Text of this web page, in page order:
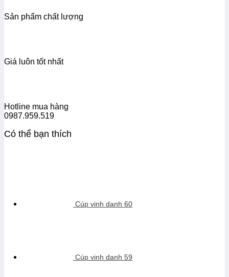
Sản phẩm chất lượng
Giá luôn tốt nhất
Hotline mua hàng
0987.959.519
Có thể bạn thích
Cúp vinh danh 60
Cúp vinh danh 59